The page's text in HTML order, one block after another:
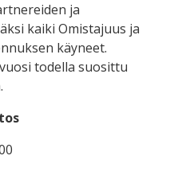
ja
kaiki Omistajuus ja
käyneet.
todella suosittu